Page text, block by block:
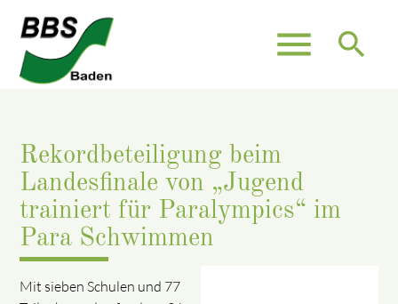
menu search
Rekordbeteiligung beim
Landesfinale von „Jugend
trainiert für Paralympics“ im
Para Schwimmen
Mit sieben Schulen und 77